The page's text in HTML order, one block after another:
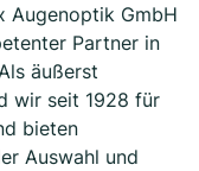
Augenoptik GmbH
Partner in
äußerst
wir seit 1928 für
bieten
Auswahl und